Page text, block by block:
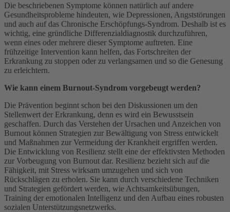
Die beschriebenen Symptome können natürlich auf andere
Gesundheitsprobleme hindeuten, wie Depressionen, Angststörungen
und auch auf das Chronische Erschöpfungs-Syndrom. Deshalb ist es
wichtig, eine gründliche Differenzialdiagnostik durchzuführen,
wenn eines oder mehrere dieser Symptome auftreten. Eine
frühzeitige Intervention kann helfen, das Fortschreiten der
Erkrankung zu stoppen oder zu verlangsamen und so die Genesung
zu erleichtern.
Wie kann einem Burnout-Syndrom vorgebeugt werden?
Die Prävention beginnt schon bei den Diskussionen um den
Stellenwert der Erkrankung, denn es wird ein Bewusstsein
geschaffen. Durch das Verstehen der Ursachen und Anzeichen von
Burnout können Strategien zur Bewältigung von Stress entwickelt
und Maßnahmen zur Vermeidung der Krankheit ergriffen werden.
Die Entwicklung von Resilienz stellt eine der effektivsten Methoden
zur Vorbeugung von Burnout dar. Resilienz bezieht sich auf die
Fähigkeit, mit Stress wirksam umzugehen und sich von
Rückschlägen zu erholen. Sie kann durch verschiedene Techniken
und Strategien gefördert werden, wie Achtsamkeitsübungen,
Training der emotionalen Intelligenz und den Aufbau eines robusten
sozialen Unterstützungsnetzwerks.